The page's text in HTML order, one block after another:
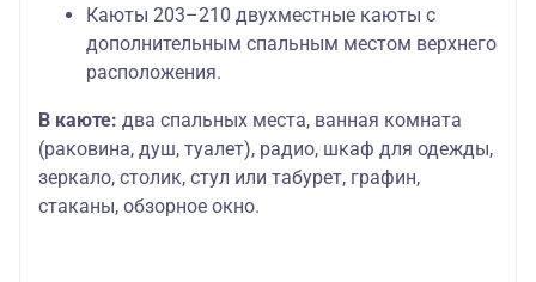
Каюты 203–210 двухместные каюты с
дополнительным спальным местом верхнего
расположения.
В каюте: два спальных места, ванная комната
(раковина, душ, туалет), радио, шкаф для одежды,
зеркало, столик, стул или табурет, графин,
стаканы, обзорное окно.